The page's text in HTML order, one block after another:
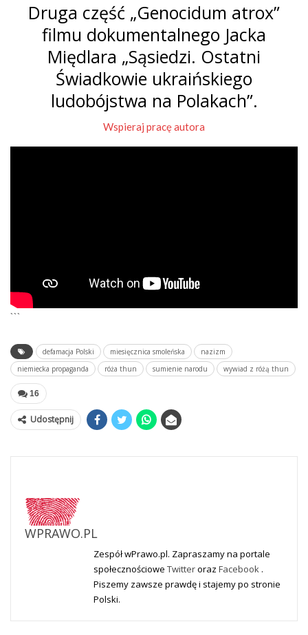
Druga część „Genocidum atrox”
filmu dokumentalnego Jacka
Międlara „Sąsiedzi. Ostatni
Świadkowie ukraińskiego
ludobójstwa na Polakach”.
Wspieraj pracę autora
```
defamacja Polski miesięcznica smoleńska
nazizm
niemiecka propaganda
róża thun sumienie narodu wywiad z różą thun
16
Udostępnij
WPRAWO.PL
Zespół wPrawo.pl. Zapraszamy na portale
społecznościowe Twitteroraz Facebook .
Piszemy zawsze prawdę i stajemy po stronie
Polski.